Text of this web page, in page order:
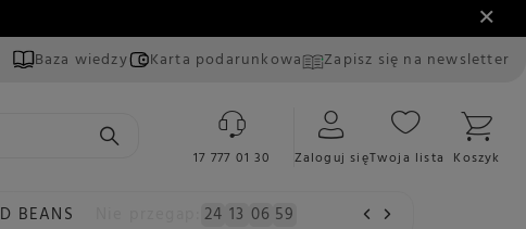
Baza wiedzy Karta podarunkowa Zapisz się na newsletter
17 777 01 30 Zaloguj sięTwoja lista Koszyk
BEANS 24 13 06 57